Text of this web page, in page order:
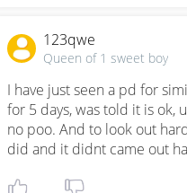
123qwe
Queen of 1 sweet boy
I have just seen a pd for
for 5 days, was told it is ok,
no poo. And to look out
did and it didnt came out